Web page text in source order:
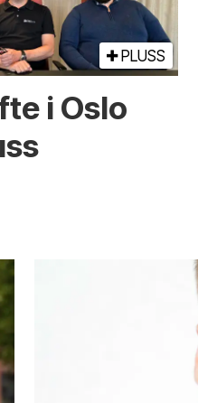
PLUSS
i Oslo